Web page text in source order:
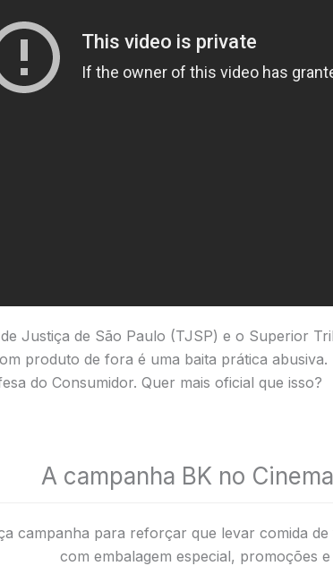
Justiça de São Paulo (TJSP) e o Superior
produto de fora é uma baita prática
do Consumidor. Quer mais oficial que isso?
A campanha BK no
campanha para reforçar que levar comida
com embalagem especial, promoções